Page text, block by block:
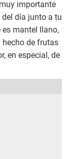
importante
día junto a tu
mantel llano,
hecho de frutas
en especial, de